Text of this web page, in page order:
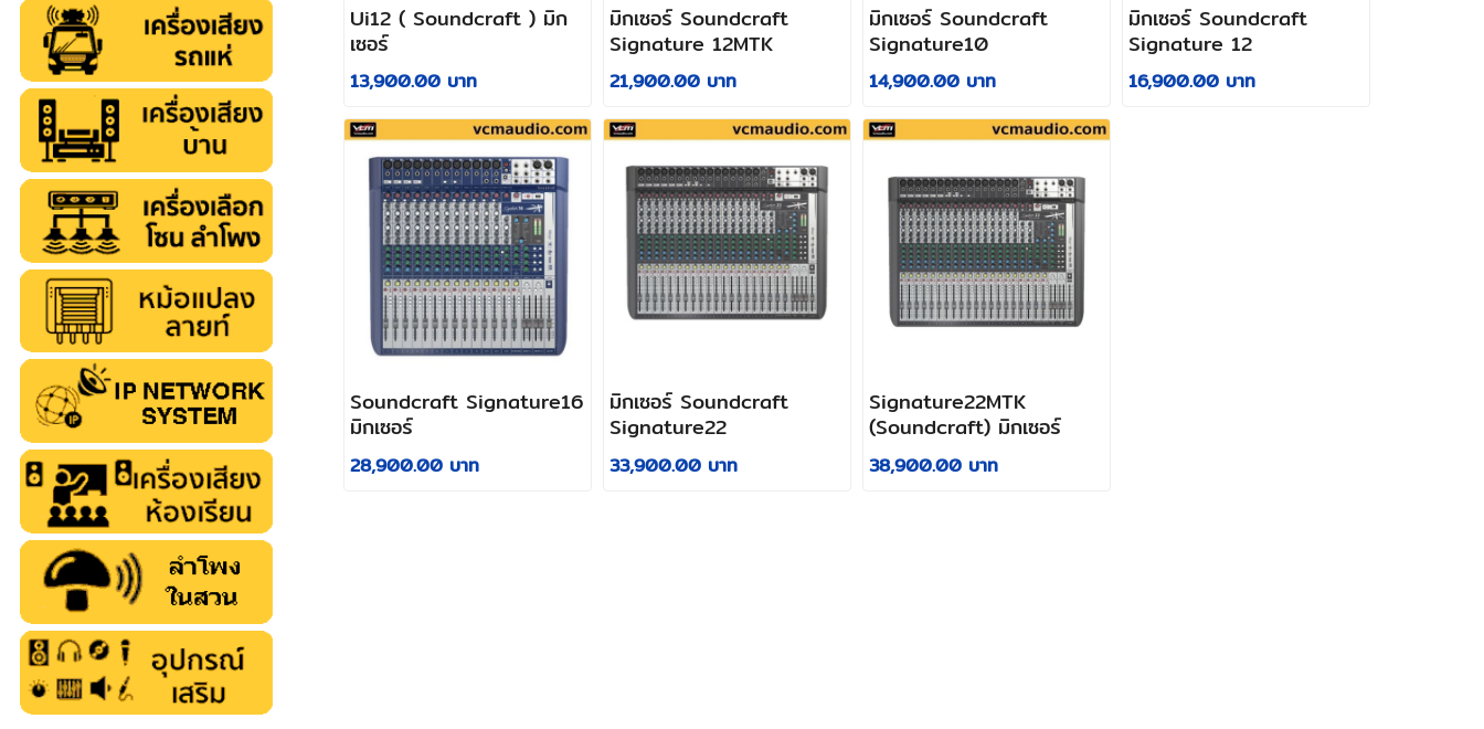
Ui12 ( Soundcraft ) มิก
เซอร์
13,900.00 บาท
มิกเซอร์ Soundcraft
Signature 12MTK
21,900.00 บาท
มิกเซอร์ Soundcraft
Signature10
14,900.00 บาท
มิกเซอร์ Soundcraft
Signature 12
16,900.00 บาท
Soundcraft Signature16
มิกเซอร์
28,900.00 บาท
มิกเซอร์ Soundcraft
Signature22
33,900.00 บาท
Signature22MTK
(Soundcraft) มิกเซอร์
38,900.00 บาท